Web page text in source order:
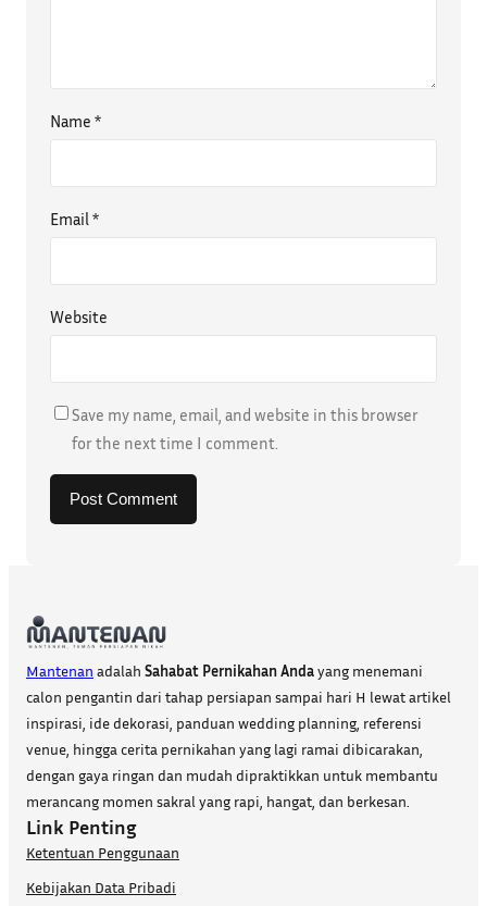
Name *
Email *
Website
Save my name, email, and website in this browser
for the next time I comment.
Mantenan adalah Sahabat Pernikahan Andayang menemani
calon pengantin dari tahap persiapan sampai hari H lewat artikel
inspirasi, ide dekorasi, panduan wedding planning, referensi
venue, hingga cerita pernikahan yang lagi ramai dibicarakan,
dengan gaya ringan dan mudah dipraktikkan untuk membantu
merancang momen sakral yang rapi, hangat, dan berkesan.
Link Penting
Ketentuan Penggunaan
Kebijakan Data Pribadi